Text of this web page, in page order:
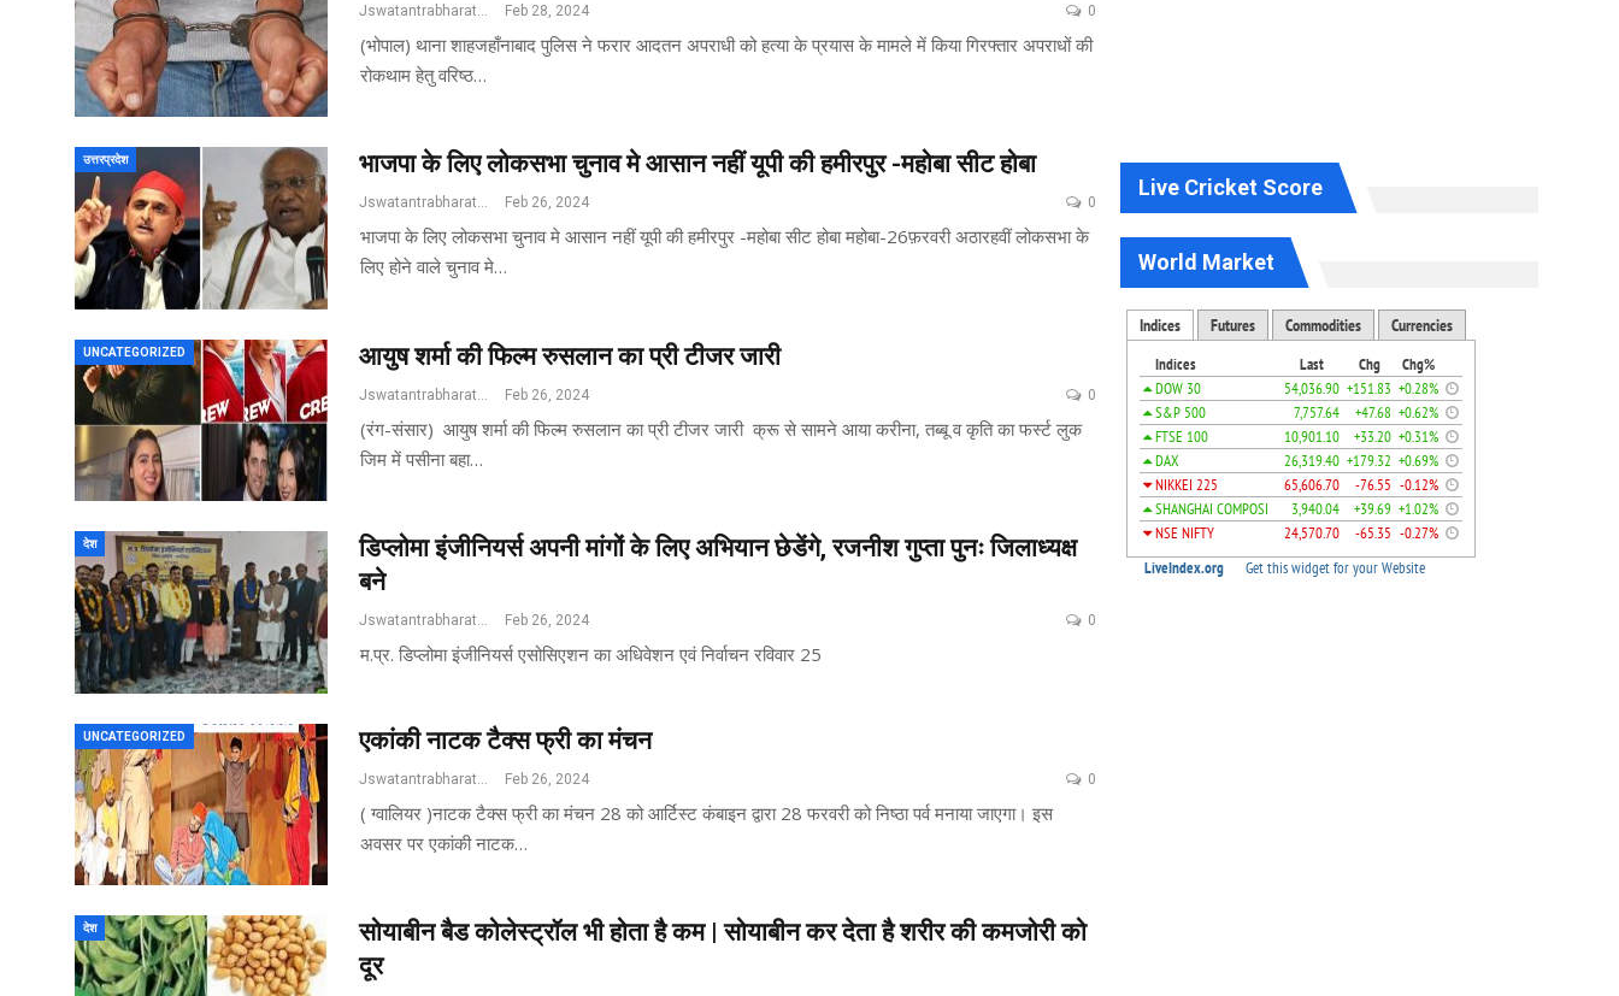
Jswatantrabharat@gmail.com Feb 28, 2024 0
(भोपाल) थाना शाहजहाँनाबाद पुलिस ने फरार आदतन अपराधी को हत्या के प्रयास के मामले में किया गिरफ्तार अपराधों की
रोकथाम हेतु वरिष्ठ…
उत्तरप्रदेश भाजपा के लिए लोकसभा चुनाव मे आसान नहीं यूपी की हमीरपुर -महोबा सीट होबा
Jswatantrabharat@gmail.com Feb 26, 2024 0
भाजपा के लिए लोकसभा चुनाव मे आसान नहीं यूपी की हमीरपुर -महोबा सीट होबा महोबा-26फ़रवरी अठारहवीं लोकसभा के
लिए होने वाले चुनाव मे…
UNCATEGORIZED आयुष शर्मा की फिल्म रुसलान का प्री टीजर जारी
Feb 26, 2024 0
(रंग-संसार) आयुष शर्मा की फिल्म रुसलान का प्री टीजर जारी क्रू से सामने आया करीना, तब्बू व कृति का फर्स्ट लुक
जिम में पसीना बहा…
देश
डिप्लोमा इंजीनियर्स अपनी मांगों के लिए अभियान छेडेंगे, रजनीश गुप्ता पुनः जिलाध्यक्ष
बने
Jswatantrabharat@gmail.com Feb 26, 2024 0
म.प्र. डिप्लोमा इंजीनियर्स एसोसिएशन का अधिवेशन एवं निर्वाचन रविवार 25
UNCATEGORIZED एकांकी नाटक टैक्स फ्री का मंचन
Feb 26, 2024 0
( ग्वालियर )नाटक टैक्स फ्री का मंचन 28 को आर्टिस्ट कंबाइन द्वारा 28 फरवरी को निष्ठा पर्व मनाया जाएगा। इस
अवसर पर एकांकी नाटक…
देश
सोयाबीन बैड कोलेस्ट्रॉल भी होता है कम | सोयाबीन कर देता है शरीर की कमजोरी को
दूर
Live Cricket Score
World Market